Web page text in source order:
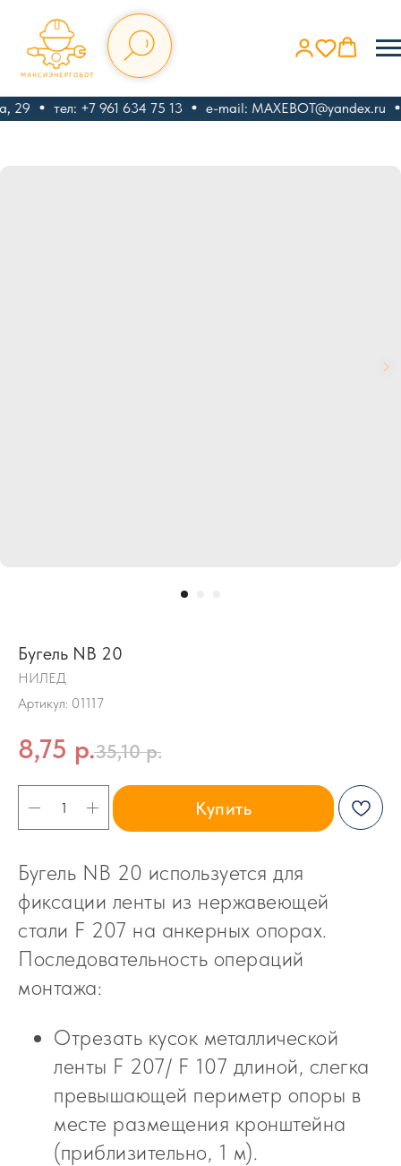
29 тел: +7 961 634 75 13 e-mail: MAXEBOT@yandex.ru
Бугель NB 20
НИЛЕД
Артикул: 01117
8,75 р.35,10 р.
Купить
Бугель NB 20 используется для
фиксации ленты из нержавеющей
стали F 207 на анкерных опорах.
Последовательность операций
монтажа:
Отрезать кусок металлической
ленты F 207/ F 107 длиной, слегка
превышающей периметр опоры в
месте размещения кронштейна
(приблизительно, 1 м).